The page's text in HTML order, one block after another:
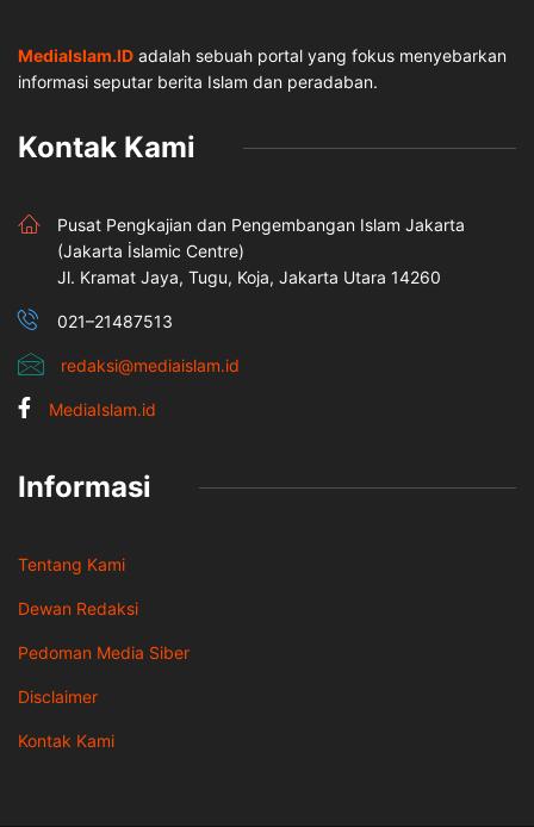
MediaIslam.ID adalah sebuah portal yang fokus menyebarkan
informasi seputar berita Islam dan peradaban.
Kontak Kami
Pusat Pengkajian dan Pengembangan Islam Jakarta
(Jakarta İslamic Centre)
Jl. Kramat Jaya, Tugu, Koja, Jakarta Utara 14260
021–21487513
redaksi@mediaislam.id
MediaIslam.id
Informasi
Tentang Kami
Dewan Redaksi
Pedoman Media Siber
Disclaimer
Kontak Kami